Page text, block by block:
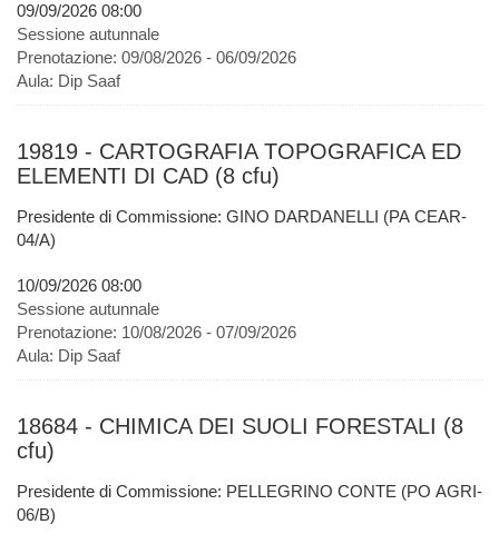
09/09/2026 08:00
Sessione autunnale
Prenotazione: 09/08/2026 - 06/09/2026
Aula: Dip Saaf
19819 - CARTOGRAFIA TOPOGRAFICA ED
ELEMENTI DI CAD (8 cfu)
Presidente di Commissione: GINO DARDANELLI (PA CEAR-
04/A)
10/09/2026 08:00
Sessione autunnale
Prenotazione: 10/08/2026 - 07/09/2026
Aula: Dip Saaf
18684 - CHIMICA DEI SUOLI FORESTALI (8
cfu)
Presidente di Commissione: PELLEGRINO CONTE (PO AGRI-
06/B)